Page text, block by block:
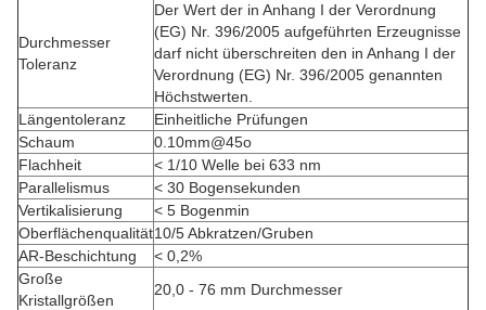
Durchmesser
Toleranz
Der Wert der in Anhang I der Verordnung
(EG) Nr. 396/2005 aufgeführten Erzeugnisse
darf nicht überschreiten den in Anhang I der
Verordnung (EG) Nr. 396/2005 genannten
Höchstwerten.
Längentoleranz
Einheitliche Prüfungen
Schaum
0.10mm@45o
Flachheit
< 1/10 Welle bei 633 nm
Parallelismus
< 30 Bogensekunden
Vertikalisierung
< 5 Bogenmin
Oberflächenqualität10/5 Abkratzen/Gruben
AR-Beschichtung
< 0,2%
Große
Kristallgrößen
20,0 - 76 mm Durchmesser